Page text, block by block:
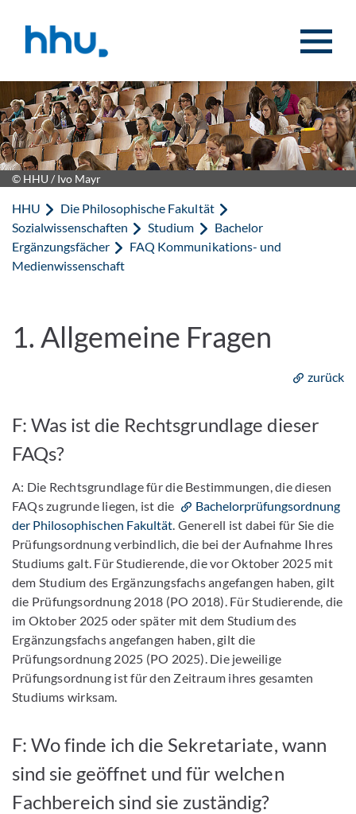
© HHU / Ivo Mayr
HHU
Die Philosophische Fakultät
Sozialwissenschaften
Studium
Bachelor
Ergänzungsfächer
FAQ Kommunikations- und
Medienwissenschaft
1. Allgemeine Fragen
zurück
F: Was ist die Rechtsgrundlage dieser
FAQs?
A: Die Rechtsgrundlage für die Bestimmungen, die diesen
FAQs zugrunde liegen, ist die
Bachelorprüfungsordnung
der Philosophischen Fakultät. Generell ist dabei für Sie die
Prüfungsordnung verbindlich, die bei der Aufnahme Ihres
Studiums galt. Für Studierende, die vor Oktober 2025 mit
dem Studium des Ergänzungsfachs angefangen haben, gilt
die Prüfungsordnung 2018 (PO 2018). Für Studierende, die
im Oktober 2025 oder später mit dem Studium des
Ergänzungsfachs angefangen haben, gilt die
Prüfungsordnung 2025 (PO 2025). Die jeweilige
Prüfungsordnung ist für den Zeitraum ihres gesamten
Studiums wirksam.
F: Wo finde ich die Sekretariate, wann
sind sie geöffnet und für welchen
Fachbereich sind sie zuständig?